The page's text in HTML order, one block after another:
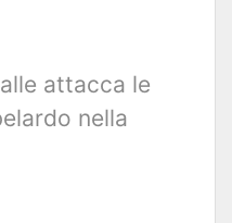
attacca le
nella